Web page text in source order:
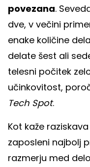
povezana.
dve, v večini
enake količine
delate šest ali
telesni počitek
učinkovitost,
Tech Spot.
Kot kaže
zaposleni najbolj
razmerju med